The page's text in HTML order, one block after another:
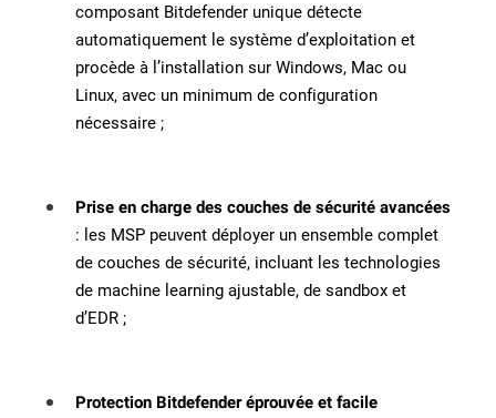
composant Bitdefender unique détecte
automatiquement le système d’exploitation et
procède à l’installation sur Windows, Mac ou
Linux, avec un minimum de configuration
nécessaire ;
Prise en charge des couches de sécurité avancées
: les MSP peuvent déployer un ensemble complet
de couches de sécurité, incluant les technologies
de machine learning ajustable, de sandbox et
d’EDR ;
Protection Bitdefender éprouvée et facile